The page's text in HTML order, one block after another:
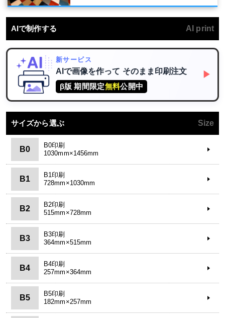
AIで制作する AI print
新サービス
AIで画像を作って そのまま印刷注文
β版 期間限定無料公開中
▶
サイズから選ぶ Size
B0
B0印刷
1030mm×1456mm
B1
B1印刷
728mm×1030mm
B2
B2印刷
515mm×728mm
B3
B3印刷
364mm×515mm
B4
B4印刷
257mm×364mm
B5
B5印刷
182mm×257mm